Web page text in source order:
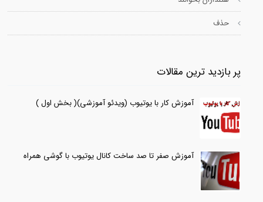
حذف
پر بازدید ترین مقالات
آموزش کار با یوتیوب (ویدئو آموزشی)( بخش اول )
آموزش صفر تا صد ساخت کانال یوتیوب با گوشی همراه